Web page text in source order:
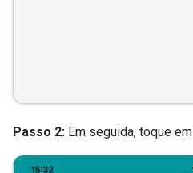
Imagens do registro
Melhores posições para
Passo 2: Em seguida, toque em